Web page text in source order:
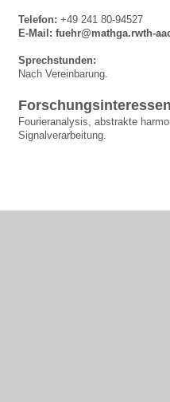
Telefon: +49 241 80-94527
E-Mail: fuehr@mathga.rwth-
Sprechstunden:
Nach Vereinbarung.
Fourieranalysis, abstrakte
Signalverarbeitung.